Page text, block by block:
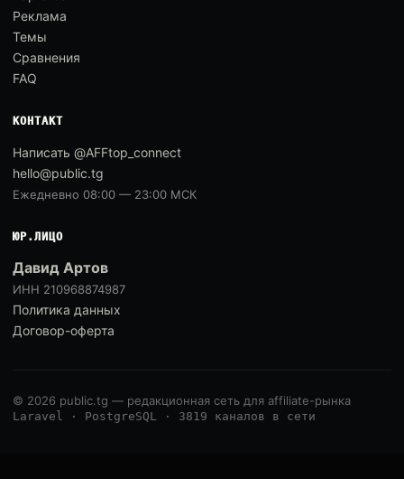
Реклама
Темы
Сравнения
FAQ
КОНТАКТ
Написать @AFFtop_connect
hello@public.tg
Ежедневно 08:00 — 23:00 МСК
ЮР.ЛИЦО
Давид Артов
ИНН 210968874987
Политика данных
Договор-оферта
© 2026 public.tg — редакционная сеть для affiliate-рынка
Laravel · PostgreSQL · 3819 каналов в сети